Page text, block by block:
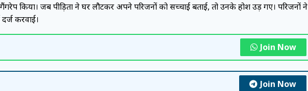
किया। जब पीड़िता ने घर लौटकर अपने परिजनों को सच्चाई बताई, तो उनके होश उड़ गए। परिजनों ने
करवाई।
Join Now
Join Now